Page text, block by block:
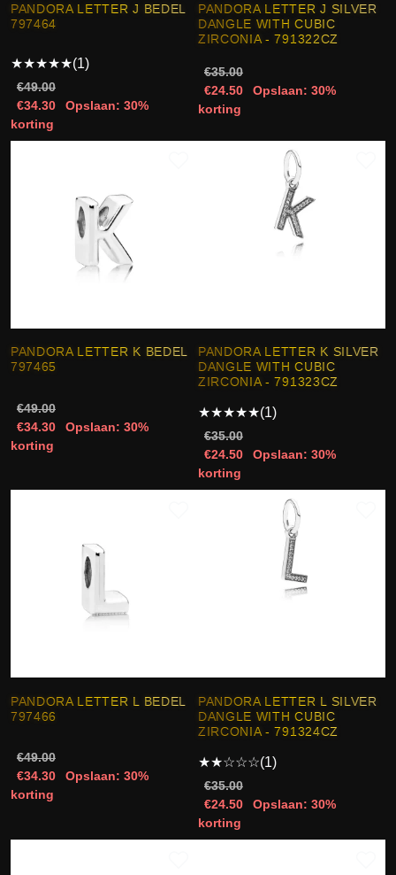
PANDORA LETTER J BEDEL
797464
★★★★★(1)
€49.00
€34.30
Opslaan: 30%
korting
PANDORA LETTER J SILVER
DANGLE WITH CUBIC
ZIRCONIA - 791322CZ
€35.00
€24.50
Opslaan: 30%
korting
PANDORA LETTER K BEDEL
797465
€49.00
€34.30
Opslaan: 30%
korting
PANDORA LETTER K SILVER
DANGLE WITH CUBIC
ZIRCONIA - 791323CZ
★★★★★(1)
€35.00
€24.50
Opslaan: 30%
korting
PANDORA LETTER L BEDEL
797466
€49.00
€34.30
Opslaan: 30%
korting
PANDORA LETTER L SILVER
DANGLE WITH CUBIC
ZIRCONIA - 791324CZ
★★☆☆☆(1)
€35.00
€24.50
Opslaan: 30%
korting